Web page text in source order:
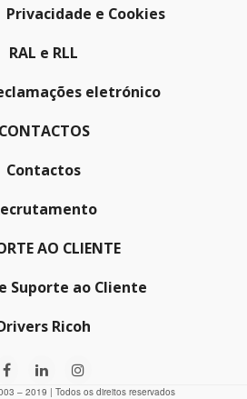
e Cookies
RAL e RLL
eletrónico
CONTACTOS
Contactos
AO CLIENTE
Suporte ao Cliente
Ricoh
– 2019 | Todos os direitos reservados